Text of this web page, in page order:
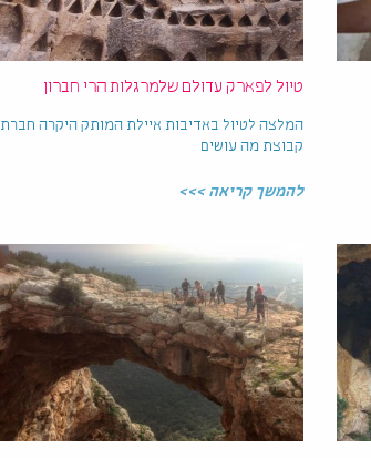
טיול לפארק עדולם שלמרגלות הרי חברון
המלצה לטיול באדיבות איילת המותק היקרה חברת
קבוצת מה עושים
להמשך קריאה >>>